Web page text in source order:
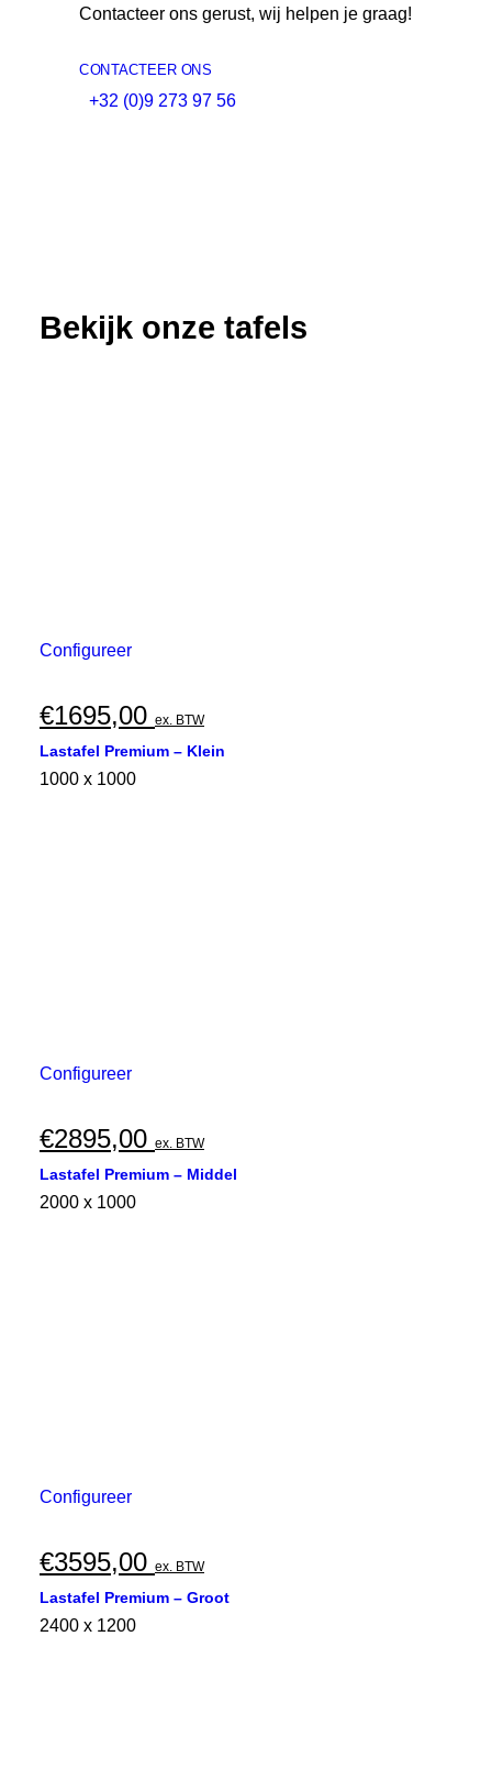
Contacteer ons gerust, wij helpen je graag!
CONTACTEER ONS
+32 (0)9 273 97 56
Bekijk onze tafels
Configureer
€1695,00 ex. BTW
Lastafel Premium – Klein
1000 x 1000
Configureer
€2895,00 ex. BTW
Lastafel Premium – Middel
2000 x 1000
Configureer
€3595,00 ex. BTW
Lastafel Premium – Groot
2400 x 1200